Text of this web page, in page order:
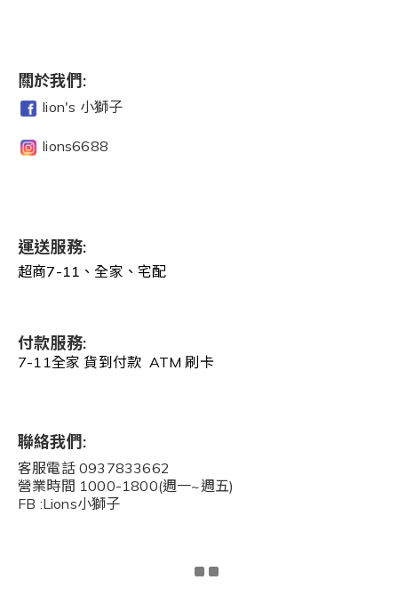
關於我們:
lion's 小獅子
lions6688
運送服務:
超商7-11、全家、宅配
付款服務:
7-11全家 貨到付款 ATM 刷卡
聯絡我們:
客服電話 0937833662
營業時間 1000-1800(週一~週五)
FB :Lions小獅子